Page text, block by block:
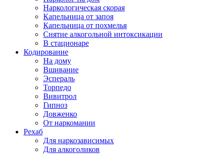
Наркологическая скорая
Капельница от запоя
Капельница от похмелья
Снятие алкогольной интоксикации
В стационаре
Кодирование
На дому
Вшивание
Эспераль
Торпедо
Вивитрол
Гипноз
Довженко
От наркомании
Рехаб
Для наркозависимых
Для алкоголиков